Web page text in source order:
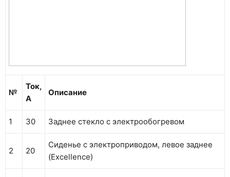
№
Ток,
А
Описание
1 30 Заднее стекло с электрообогревом
2 20
Сиденье с электроприводом, левое заднее
(Excellence)